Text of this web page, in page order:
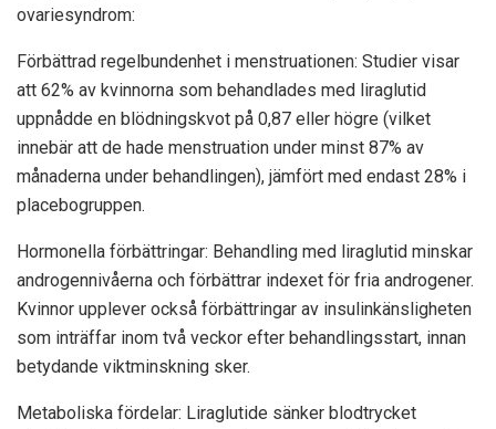
ovariesyndrom:
Förbättrad regelbundenhet i menstruationen: Studier visar
att 62% av kvinnorna som behandlades med liraglutid
uppnådde en blödningskvot på 0,87 eller högre (vilket
innebär att de hade menstruation under minst 87% av
månaderna under behandlingen), jämfört med endast 28% i
placebogruppen.
Hormonella förbättringar: Behandling med liraglutid minskar
androgennivåerna och förbättrar indexet för fria androgener.
Kvinnor upplever också förbättringar av insulinkänsligheten
som inträffar inom två veckor efter behandlingsstart, innan
betydande viktminskning sker.
Metaboliska fördelar: Liraglutide sänker blodtrycket